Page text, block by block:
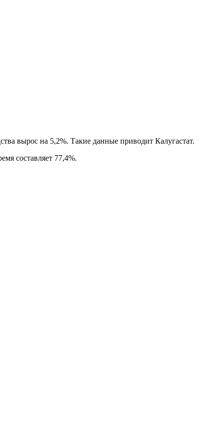
вырос на 5,2%. Такие данные приводит Калугастат.
составляет 77,4%.